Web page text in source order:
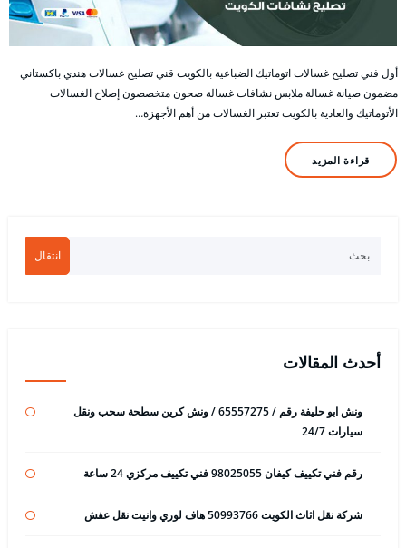
أول فني تصليح غسالات اتوماتيك الضباعية بالكويت قني تصليح غسالات هندي باكستاني
مضمون صيانة غسالة ملابس نشافات غسالة صحون متخصصون إصلاح الغسالات
الأتوماتيك والعادية بالكويت تعتبر الغسالات من أهم الأجهزة…
قراءة المزيد
انتقال
أحدث المقالات
ونش ابو حليفة رقم / 65557275 / ونش كرين سطحة سحب ونقل
سيارات 24/7
رقم فني تكييف كيفان 98025055 فني تكييف مركزي 24 ساعة
شركة نقل اثاث الكويت 50993766 هاف لوري وانيت نقل عفش